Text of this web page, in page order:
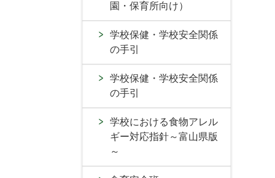
園・保育所向け）
学校保健・学校安全関係
の手引
学校保健・学校安全関係
の手引
学校における食物アレル
ギー対応指針～富山県版
～